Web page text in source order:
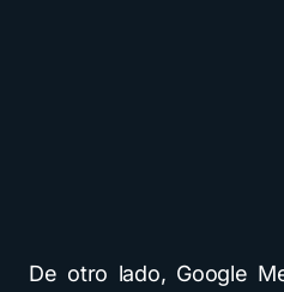
De otro lado, Google